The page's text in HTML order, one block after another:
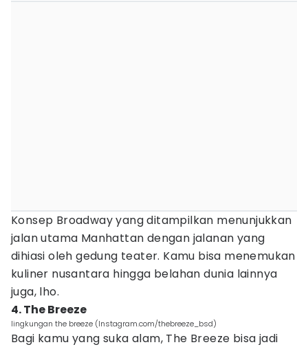
Konsep Broadway yang ditampilkan menunjukkan
jalan utama Manhattan dengan jalanan yang
dihiasi oleh gedung teater. Kamu bisa menemukan
kuliner nusantara hingga belahan dunia lainnya
juga, lho.
4. The Breeze
lingkungan the breeze (Instagram.com/thebreeze_bsd)
Bagi kamu yang suka alam, The Breeze bisa jadi